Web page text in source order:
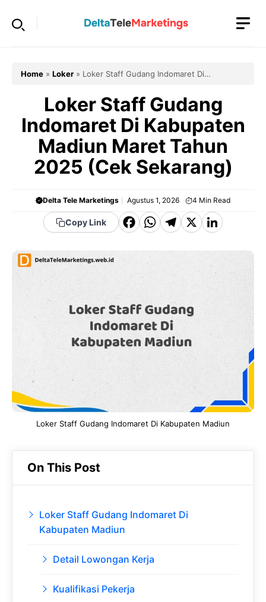
Home » Loker » Loker Staff Gudang Indomaret Di
Loker Staff Gudang
Indomaret Di Kabupaten
Madiun Maret Tahun
2025 (Cek Sekarang)
Delta Tele Marketings Agustus 1, 2026 4 Min Read
Copy Link
F
e
b
o
o
W
a
t
s
A
p
T
g
r
a
m
X Li
k
e
Loker Staff Gudang Indomaret Di Kabupaten Madiun
On This Post
Loker Staff Gudang Indomaret Di
Kabupaten Madiun
Detail Lowongan Kerja
Kualifikasi Pekerja